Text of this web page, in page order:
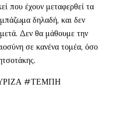
που έχουν μεταφερθεί τα
δηλαδή, και δεν
Δεν θα μάθουμε την
σε κανένα τομέα, όσο
#ΤΕΜΠΗ